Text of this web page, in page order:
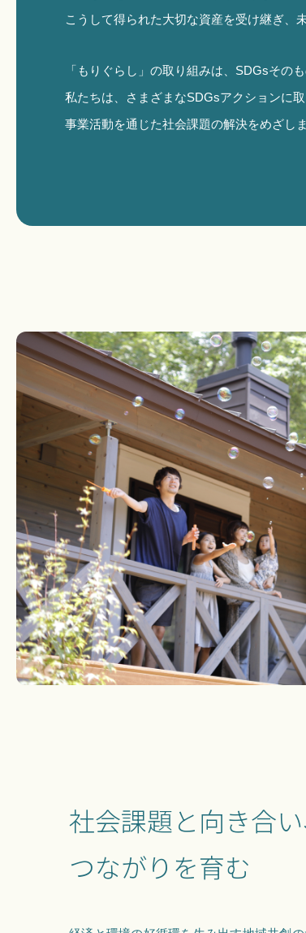
こうして得られた大切な資産を受け継ぎ、
「もりぐらし」の取り組みは、SDGsそのも
私たちは、さまざまなSDGsアクションに取
事業活動を通じた社会課題の解決をめざしま
社会課題と向き合い
つながりを育む